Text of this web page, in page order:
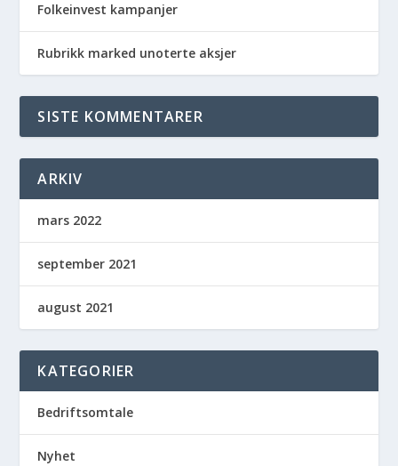
Folkeinvest kampanjer
Rubrikk marked unoterte aksjer
SISTE KOMMENTARER
ARKIV
mars 2022
september 2021
august 2021
KATEGORIER
Bedriftsomtale
Nyhet